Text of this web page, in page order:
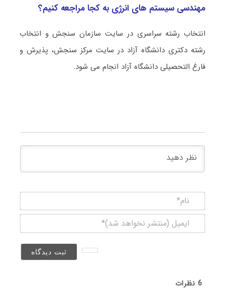
مهندسی سیستم ‌های انرژی به کجا مراجعه کنیم؟
انتخاب رشته سراسری در سایت سازمان سنجش و انتخاب
رشته دکتری دانشگاه آزاد در سایت مرکز سنجش، پذیرش و
فارغ التحصیلی دانشگاه آزاد انجام می شود.
(منتشر
6نظرات